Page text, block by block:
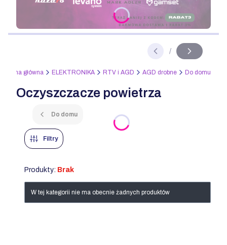
Naciśnij Enter lub spację, aby otworzyć stronę.
Slajd
/
z
Strona główna ELEKTRONIKA RTV i AGD AGD drobne Do domu
Oczyszczacze powietrza
Do domu
Filtry
Produkty: Brak
Lista produktów
W tej kategorii nie ma obecnie żadnych produktów